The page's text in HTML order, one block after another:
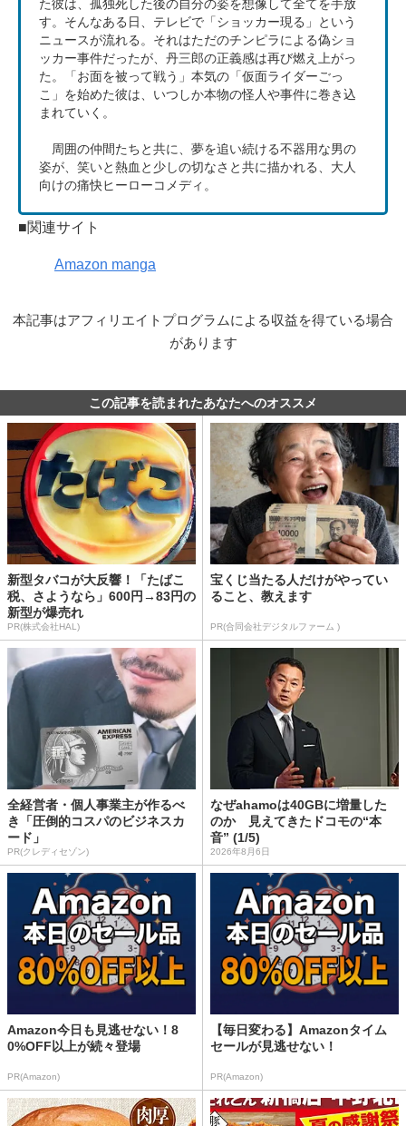
た彼は、孤独死した後の自分の姿を想像して全てを手放
す。そんなある日、テレビで「ショッカー現る」という
ニュースが流れる。それはただのチンピラによる偽ショ
ッカー事件だったが、丹三郎の正義感は再び燃え上がっ
た。「お面を被って戦う」本気の「仮面ライダーごっ
こ」を始めた彼は、いつしか本物の怪人や事件に巻き込
まれていく。
周囲の仲間たちと共に、夢を追い続ける不器用な男の
姿が、笑いと熱血と少しの切なさと共に描かれる、大人
向けの痛快ヒーローコメディ。
■関連サイト
Amazon manga
本記事はアフィリエイトプログラムによる収益を得ている場合
があります
この記事を読まれたあなたへのオススメ
新型タバコが大反響！「たばこ
税、さようなら」600円→83円の
新型が爆売れ
PR(株式会社HAL)
宝くじ当たる人だけがやってい
ること、教えます
PR(合同会社デジタルファーム )
全経営者・個人事業主が作るべ
き「圧倒的コスパのビジネスカ
ード」
PR(クレディセゾン)
なぜahamoは40GBに増量した
のか 見えてきたドコモの“本
音” (1/5)
2026年8月6日
Amazon今日も見逃せない！8
0%OFF以上が続々登場
PR(Amazon)
【毎日変わる】Amazonタイム
セールが見逃せない！
PR(Amazon)